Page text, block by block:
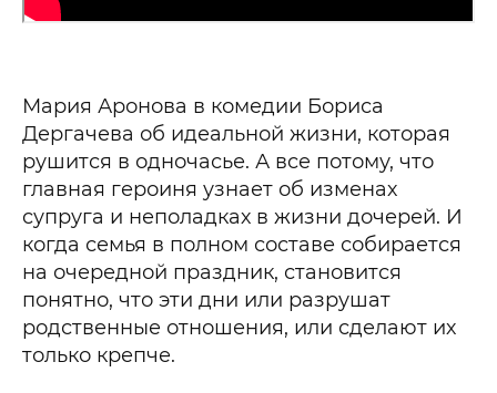
Мария Аронова в комедии Бориса
Дергачева об идеальной жизни, которая
рушится в одночасье. А все потому, что
главная героиня узнает об изменах
супруга и неполадках в жизни дочерей. И
когда семья в полном составе собирается
на очередной праздник, становится
понятно, что эти дни или разрушат
родственные отношения, или сделают их
только крепче.